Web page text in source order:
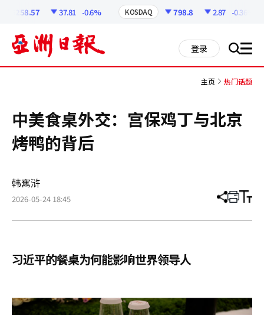
6258.57 37.81 -0.6% KOSDAQ 798.8 2.87 -0.36%
登录 搜 all
主页 热门话题
中美食桌外交：宫保鸡丁与北京
烤鸭的背后
韩寯浒
2026-05-24 18:45 分
章
打 调
小
习近平的餐桌为何能影响世界领导人